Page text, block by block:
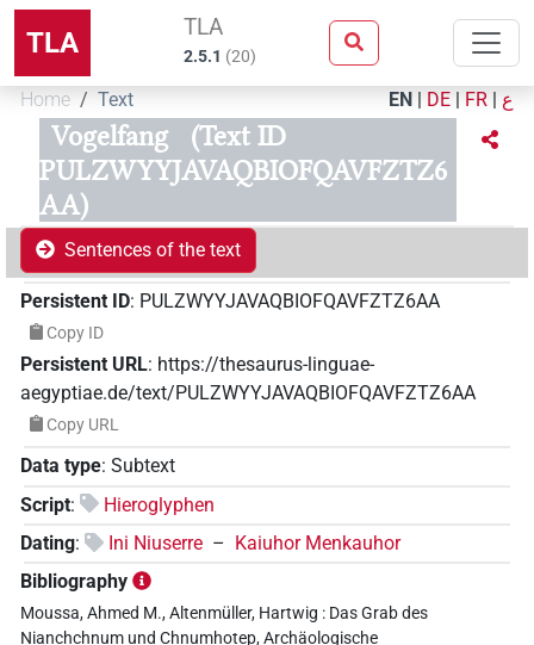
TLA TLA
2.5.1 (20)
Home Text EN | DE | FR | ع
Vogelfang
(Text ID
PULZWYYJAVAQBIOFQAVFZTZ6
AA)
Sentences of the text
Persistent ID: PULZWYYJAVAQBIOFQAVFZTZ6AA
Copy ID
Persistent URL: https://thesaurus-linguae-
aegyptiae.de/text/PULZWYYJAVAQBIOFQAVFZTZ6AA
Copy URL
Data type: Subtext
Script:
Hieroglyphen
Dating: Ini Niuserre – Kaiuhor Menkauhor
Bibliography
Moussa, Ahmed M., Altenmüller, Hartwig : Das Grab des
Nianchchnum und Chnumhotep, Archäologische